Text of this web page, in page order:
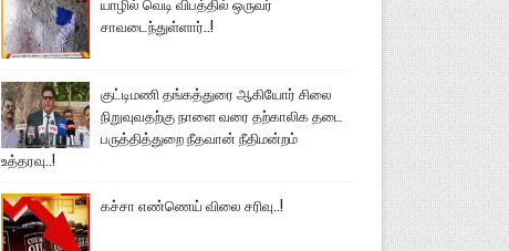
சாவடைந்துள்ளார்..!
குட்டிமணி தங்கத்துரை ஆகியோர் சிலை
நிறுவுவதற்கு நாளை வரை தற்காலிக தடை
பருத்தித்துறை நீதவான் நீதிமன்றம்
உத்தரவு..!
கச்சா எண்ணெய் விலை சரிவு..!